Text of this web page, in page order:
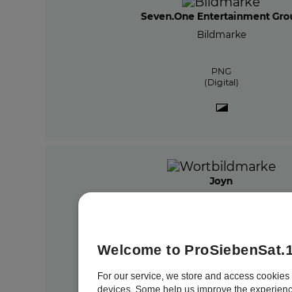
Seven.One Entertainment
Bildmarke
PNG
(Digital)
Joyn
(Digital)